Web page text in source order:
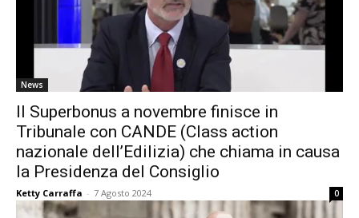
News
Il Superbonus a novembre finisce in
Tribunale con CANDE (Class action
nazionale dell’Edilizia) che chiama in causa
la Presidenza del Consiglio
Ketty Carraffa - 7 Agosto 2024 0